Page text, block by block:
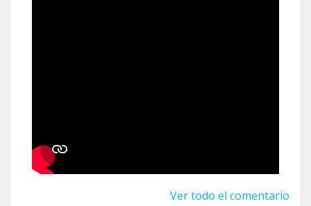
Ver todo el comentario